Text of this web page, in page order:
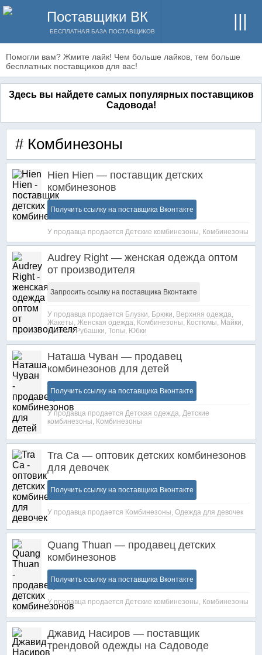
Поставщики ВК
БЕСПЛАТНАЯ БАЗА ПОСТАВЩИКОВ
Помогли вам? Жмите лайк! Чем больше лайков, тем больше
бесплатных поставщиков для вас!
Здесь вы найдете самых популярных поставщиков
Садовода!
# Комбинезоны
Hien Hien — поставщик детских
комбинезонов
Получить ссылку на поставщика Вконтакте
У продавца продается Детские комбинезоны, Комбинезоны
Audrey Right — женская одежда оптом
от производителя
Запросить ссылку на поставщика Вконтакте
У продавца продается Блузки, Брюки, Верхняя одежда,
Жакеты, Женская одежда, Комбинезоны, Костюмы, Майки,
Платья,Рубашки, Топы, Юбки
Наташа Чуван — продавец
комбинезонов для детей
Получить ссылку на поставщика Вконтакте
У продавца продается Детская одежда, Детские
комбинезоны, Комбинезоны
Tra Ca — оптовик детских комбинезонов
для девочек
Получить ссылку на поставщика Вконтакте
У продавца продается Комбинезоны, Одежда для девочек
Quang Thuan — продавец детских
комбинезонов
Получить ссылку на поставщика Вконтакте
У продавца продается Детские комбинезоны, Комбинезоны
Джавид Насиров — поставщик
трендовой одежды на Садоводе